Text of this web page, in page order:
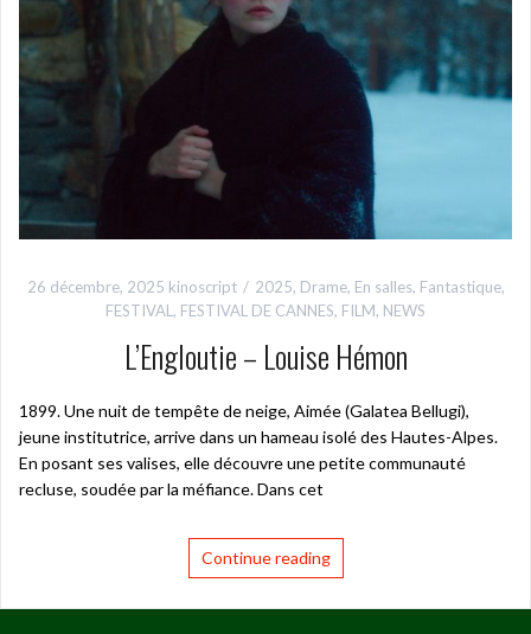
26 décembre, 2025 kinoscript 2025, Drame, En salles, Fantastique,
FESTIVAL , FESTIVAL DE CANNES, FILM, NEWS
L’Engloutie – Louise Hémon
1899. Une nuit de tempête de neige, Aimée (Galatea Bellugi),
jeune institutrice, arrive dans un hameau isolé des Hautes-Alpes.
En posant ses valises, elle découvre une petite communauté
recluse, soudée par la méfiance. Dans cet
Continue reading